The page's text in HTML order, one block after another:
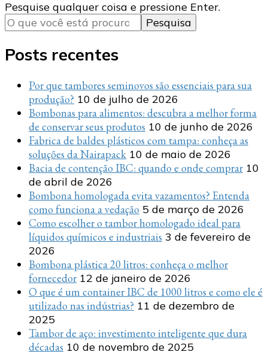
Procurando
algo?
Pesquise qualquer coisa e pressione Enter.
Posts recentes
Por que tambores seminovos são essenciais para sua
produção? 10 de julho de 2026
Bombonas para alimentos: descubra a melhor forma
de conservar seus produtos 10 de junho de 2026
Fabrica de baldes plásticos com tampa: conheça as
soluções da Nairapack 10 de maio de 2026
Bacia de contenção IBC: quando e onde comprar 10
de abril de 2026
Bombona homologada evita vazamentos? Entenda
como funciona a vedação 5 de março de 2026
Como escolher o tambor homologado ideal para
líquidos químicos e industriais 3 de fevereiro de
2026
Bombona plástica 20 litros: conheça o melhor
fornecedor 12 de janeiro de 2026
O que é um container IBC de 1000 litros e como ele é
utilizado nas indústrias? 11 de dezembro de
2025
Tambor de aço: investimento inteligente que dura
décadas 10 de novembro de 2025